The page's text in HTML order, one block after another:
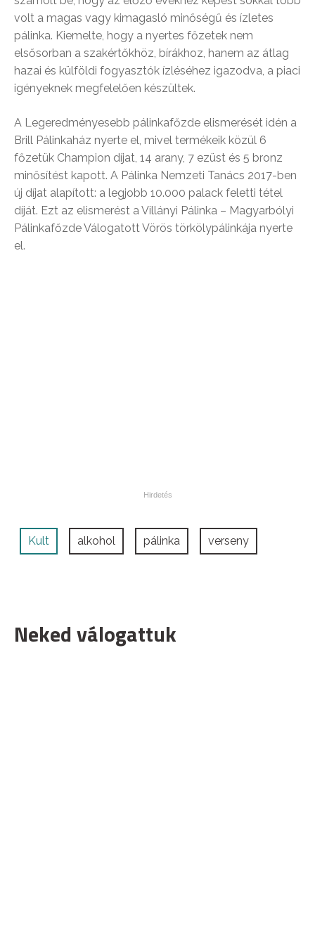
volt a magas vagy kimagasló minőségű és ízletes
pálinka. Kiemelte, hogy a nyertes főzetek nem
elsősorban a szakértőkhöz, bírákhoz, hanem az átlag
hazai és külföldi fogyasztók ízléséhez igazodva, a piaci
igényeknek megfelelően készültek.
A Legeredményesebb pálinkafőzde elismerését idén a
Brill Pálinkaház nyerte el, mivel termékeik közül 6
főzetük Champion díjat, 14 arany, 7 ezüst és 5 bronz
minősítést kapott. A Pálinka Nemzeti Tanács 2017-ben
új díjat alapított: a legjobb 10.000 palack feletti tétel
díját. Ezt az elismerést a Villányi Pálinka – Magyarbólyi
Pálinkafőzde Válogatott Vörös törkölypálinkája nyerte
el.
Kult alkohol pálinka verseny
Neked válogattuk